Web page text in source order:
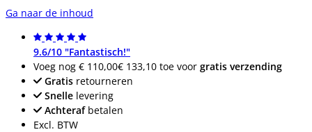
Ga naar de inhoud
9.6/10 "Fantastisch!"
Voeg nog € 110,00€ 133,10 toe voor gratis verzending
Gratis retourneren
Snelle levering
Achterafbetalen
Excl. BTW